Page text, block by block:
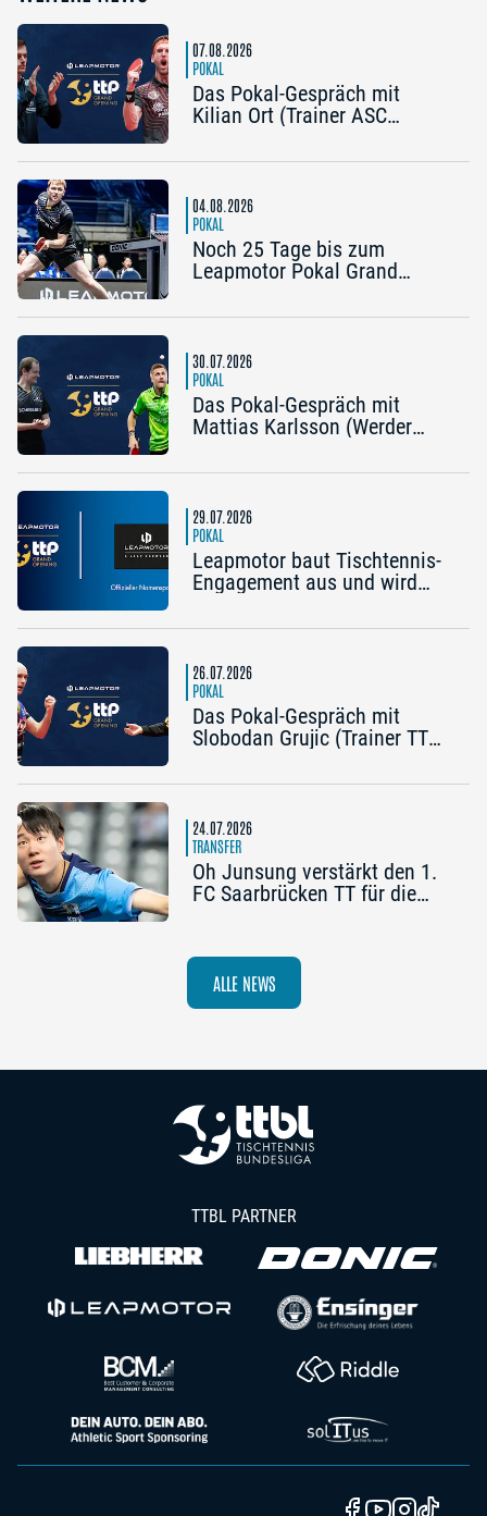
07.08.2026
POKAL
Das Pokal-Gespräch mit
Kilian Ort (Trainer ASC
Mengel (Post SV
wäre noch einmal schön“
04.08.2026
POKAL
Noch 25 Tage bis zum
Leapmotor Pokal Grand
Tickets zum Preis von zwei
30.07.2026
POKAL
Das Pokal-Gespräch mit
Mattias Karlsson (Werder
(Trainer TTC Schwalbe
die frühe Chance auf etwas
Besonderes“
29.07.2026
POKAL
Leapmotor baut Tischtennis-
Engagement aus und wird
Grand Opening 2026 in
26.07.2026
POKAL
Das Pokal-Gespräch mit
Slobodan Grujic (Trainer TTC
Bad Homburg) und Daniel
Königshofen): „Es kann viel
passieren“
24.07.2026
TRANSFER
Oh Junsung verstärkt den 1.
FC Saarbrücken TT für die
ALLE NEWS
TTBL PARTNER